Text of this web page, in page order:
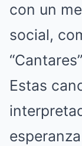
con un
social,
Estas